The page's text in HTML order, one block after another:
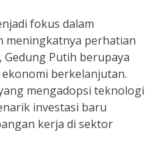
fokus dalam
meningkatnya perhatian
Putih berupaya
berkelanjutan.
mengadopsi teknologi
investasi baru
kerja di sektor